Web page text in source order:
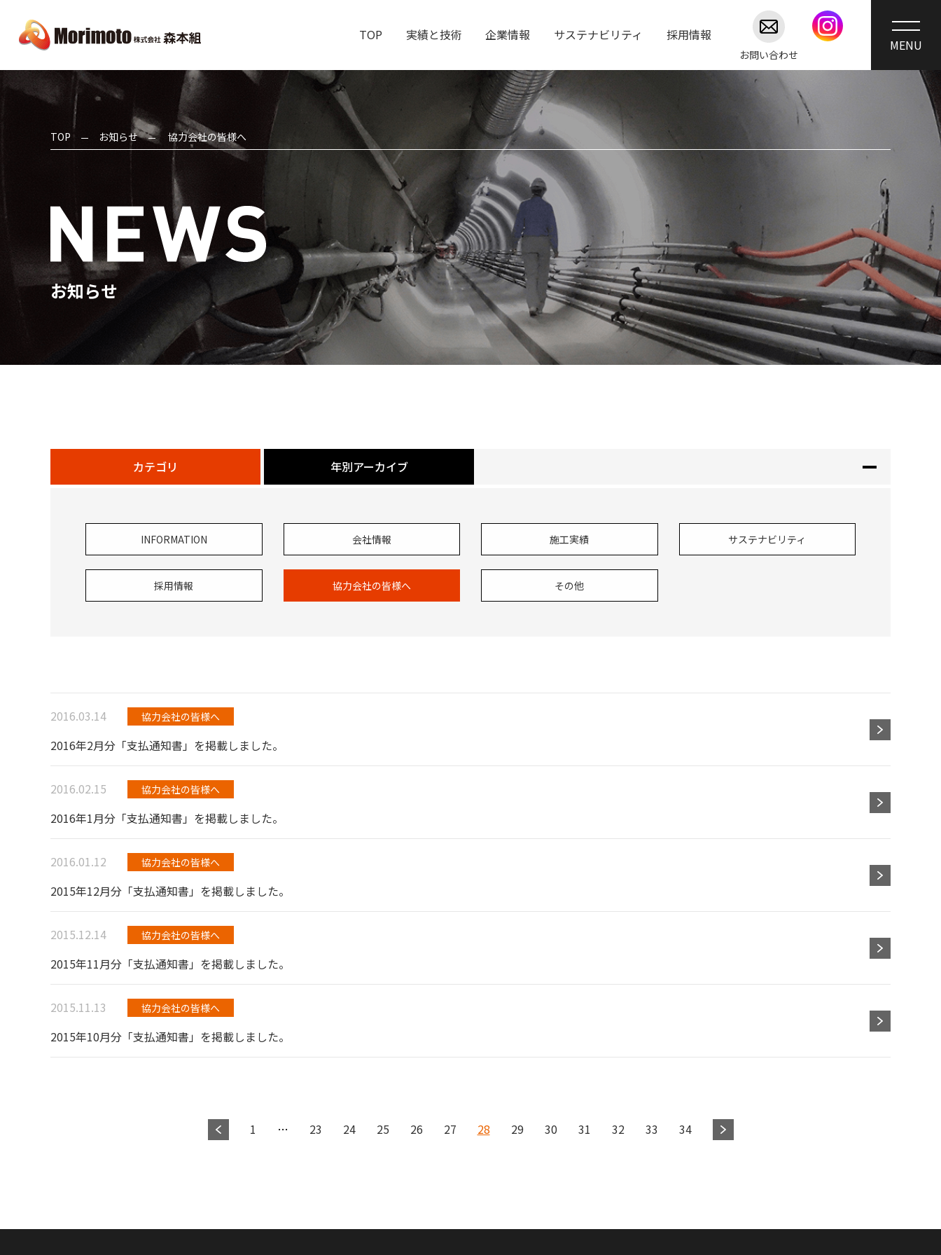
TOP 実績と技術 企業情報 サステナビリティ 採用情報
お問い合わせ
TOP お知らせ 協力会社の皆様へ
お知らせ
カテゴリ 年別アーカイブ
INFORMATION 会社情報 施工実績 サステナビリティ
採用情報 協力会社の皆様へ その他
2016.03.14 協力会社の皆様へ
2016年2月分「支払通知書」を掲載しました。
2016.02.15 協力会社の皆様へ
2016年1月分「支払通知書」を掲載しました。
2016.01.12 協力会社の皆様へ
2015年12月分「支払通知書」を掲載しました。
2015.12.14 協力会社の皆様へ
2015年11月分「支払通知書」を掲載しました。
2015.11.13 協力会社の皆様へ
2015年10月分「支払通知書」を掲載しました。
1 … 23 24 25 26 27 28 29 30 31 32 33 34